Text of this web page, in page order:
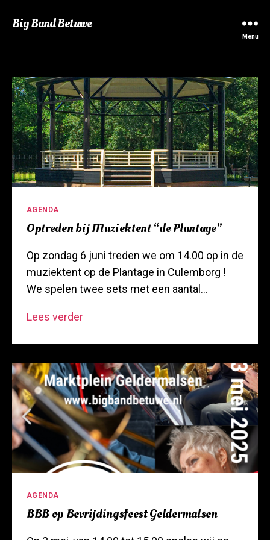
Big Band Betuwe
Menu
Categorieën
AGENDA
Optreden bij Muziektent “de Plantage”
Op zondag 6 juni treden we om 14.00 op in de
muziektent op de Plantage in Culemborg !
We spelen twee sets met een aantal…
Lees verderOptreden
“de
Plantage”
Categorieën
AGENDA
BBB op Bevrijdingsfeest Geldermalsen